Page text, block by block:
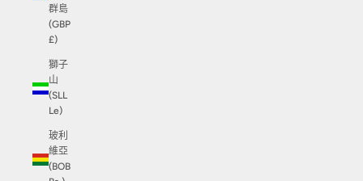
群島
(GBP
£)
獅子
山
(SLL
Le)
玻利
維亞
(BOB